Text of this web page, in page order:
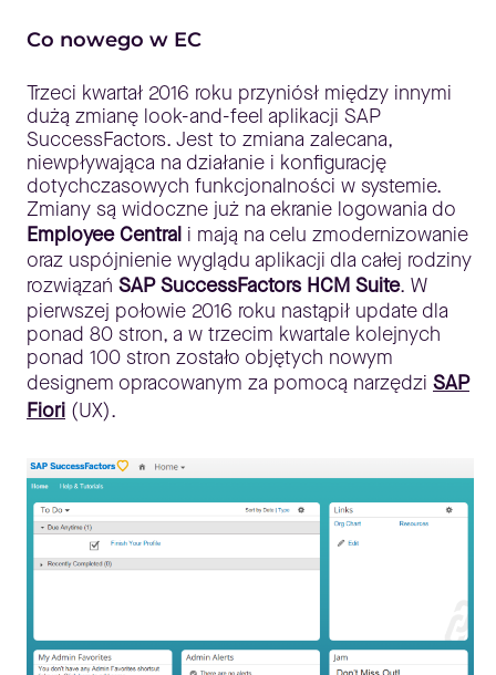
Co nowego w EC
Trzeci kwartał 2016 roku przyniósł między innymi
dużą zmianę look-and-feel aplikacji SAP
SuccessFactors. Jest to zmiana zalecana,
niewpływająca na działanie i konfigurację
dotychczasowych funkcjonalności w systemie.
Zmiany są widoczne już na ekranie logowania do
Employee Central i mają na celu zmodernizowanie
oraz uspójnienie wyglądu aplikacji dla całej rodziny
rozwiązań SAP SuccessFactors HCM Suite. W
pierwszej połowie 2016 roku nastąpił update dla
ponad 80 stron, a w trzecim kwartale kolejnych
ponad 100 stron zostało objętych nowym
designem opracowanym za pomocą narzędzi SAP
Fiori (UX).